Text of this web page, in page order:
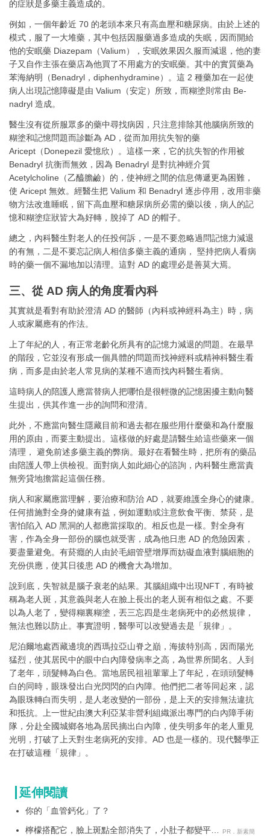
的症狀是多藥主義造成的。
例如，一個年齡近 70 的老頭本來只有高血壓和糖尿病。由於上述的
模式，服了一大堆藥，其中包括因服藥過多造成的失眠，因而開給
他的安眠藥 Diazepam（Valium），安眠效果因久服而減退，他的妻
子又自作主張在藥店為他買了不用處方的安眠藥。其中的實質藥為
苯海納明（Benadryl，diphenhydramine）。這 2 種藥加在一起使
病人出現記憶障礙是由 Valium（安定）所致，而糊塗則常由 Be-
nadryl 造成。
醫生沒有從所服眾多的藥中尋找病因，只注意排除其他腦病所致的
糊塗和記憶問題而診斷為 AD，從而加用抗失智的藥
Aricept（Donepezil 愛憶欣）。這樣一來，它的抗失智的作用被
Benadryl 抗衡而無效，因為 Benadryl 是對抗神經介質
Acetylcholine（乙醯膽鹼）的，使神經之間的信息傳遞更為困難，
使 Aricept 無效。經醫生把 Valium 和 Benadryl 逐步停用，改用非藥
物方法改進睡眠，留下高血壓和糖尿病所必需的藥以後，病人的記
憶和糊塗症狀皆大為好轉，脫掉了 AD 的帽子。
總之，內科醫生對老人的任投何訴，一是不要忽略過問記憶力減退
的有無，二是不要忘記病人相信多藥主義的通病， 堅持把病人看病
時的藥一個不漏地加以清理。這對 AD 的處理必是善莫大焉。
三、從 AD 病人的角度看內科
其實就是看對有助於澄清 AD 的醫師（內科或神經科為主）時，病
人或家屬應有的作法。
上了年紀的人，有正常老齡化所具有的記憶力減退的問題。在最早
的階段，它並沒有形成一個具體的問題而找神經科或精神科醫生看
病，而多是由於老人常見病的某種不適而找內科醫生看病。
這時病人的陪護人應當替病人把哪怕是很輕微的記憶困擾主動向醫
生提出，供其作進一步的詢問和澄清。
此外，不應當向醫生隱藏目前和過去都在服些用什麼藥和為什麼服
用的原由，而要主動提出。這樣做的好處是請醫生給這些藥來一個
清理， 避免前述多藥主義的弊病。最好在看醫生時，把所有的藥品
由陪護人帶上供檢視。面對病人如此細心的諮詢，內科醫生應當責
無旁貸地擔當起這個任務。
病人和家屬應當理解，要治療和防治 AD，就要維護全身心的健康。
任何措施對全身的健康有益，例如運動或注意飲食平衡、禁菸，是
害怕陷入 AD 黑洞的人都應當採取的。相反也是一樣。對全身有
害，作為全身一部份的腦也就受害，成為他日患 AD 的危險因素，
要盡量避免。有菸癮的人由於毛細管壁增厚而妨礙血液對腦細胞的
充份供應，使其日後患 AD 的機會大為增加。
說到底，失智就是腦子衰老的結果。其腦組織中出現NFT，有時被
稱為老人斑，其意義與老人在臉上長出的老人斑有相似之處。不要
以為人老了，變得糊裏糊塗，丟三忘四是生老病死中的必然規律，
無法也難以防止。事實證明，醫學可以改變過去是「規律」。
尼泊爾地處西藏邊境的西瑪拉亞山脊之巔，海拔特別高，因而陽光
猛烈，使其居民中的眼中白內障發病率之高，為世界所聞名。人到
了老年，頭髮轉為白色。當地居民祖祖輩輩上了年紀，在頭頭髮轉
白的同時，眼珠發出白光閃閃的白內障。他們把二者等同起來，認
為眼珠轉白而失明，是人老改變的一部份，是上天的安排無法違抗
和抵抗。上一世紀由澳大利亞某非營利組織派出專門的白內障手術
隊，分赴全國城鄉各地為居民摘出白內障，使失明多年的老人重見
光明，打破了上天對生老病死的安排。AD 也是一樣的。現代醫學正
在打破這種「規律」。
延伸閱讀
你的「血管鈣化」了？
檸檬搭配它，臉上斑點全部消失了，小肚子都變平坦
PR．新素簡